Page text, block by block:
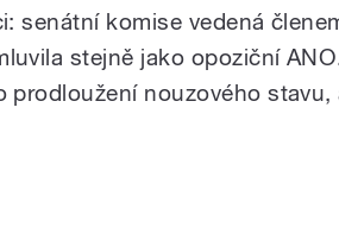
senátní komise vedená
stejně jako opoziční
prodloužení nouzového stavu,